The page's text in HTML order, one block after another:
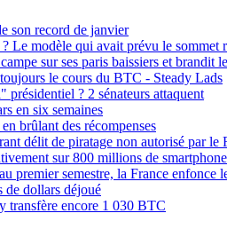
son record de janvier
Le modèle qui avait prévu le sommet
sur ses paris baissiers et brandit
le cours du BTC - Steady Lads
? 2 sénateurs attaquent
en six semaines
brûlant des récompenses
délit de piratage non autorisé par le
sur 800 millions de
premier semestre, la France enfonce
dollars déjoué
transfère encore 1 030 BTC